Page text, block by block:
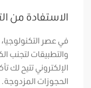
الاستفادة من
في عصر
والتطبيقات لتجنب
الإلكتروني تتيح لك
الحجوزات